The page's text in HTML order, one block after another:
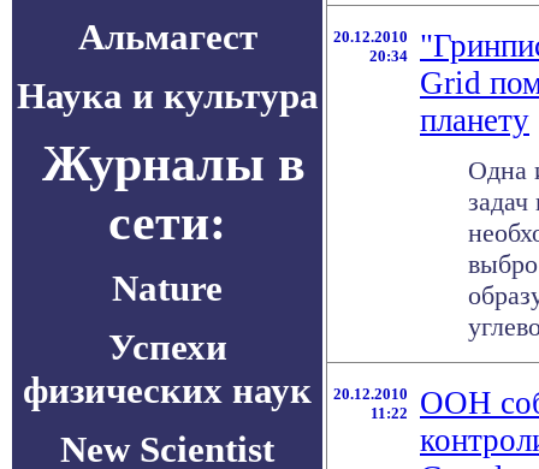
Альмагест
Наука и культура
Журналы в
сети:
Nature
Успехи
физических наук
New Scientist
20.12.2010
20:34
Grid
планету
Одна
20.12.2010
11:22
ООН